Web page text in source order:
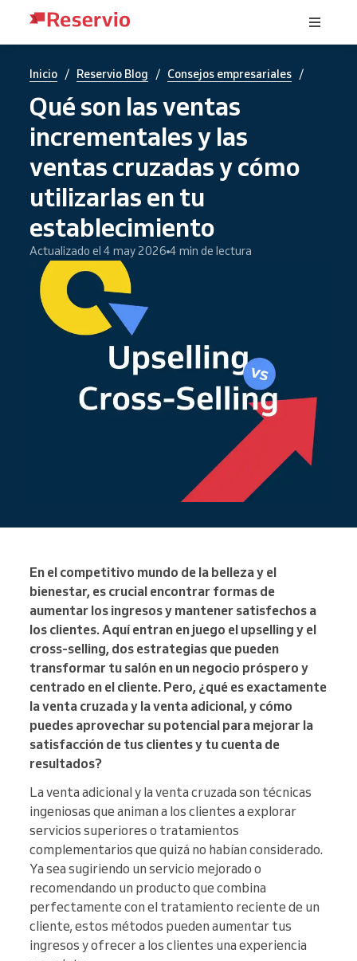
Inicio / Reservio Blog / Consejos empresariales /
Qué son las ventas
incrementales y las
ventas cruzadas y cómo
utilizarlas en tu
establecimiento
Actualizado el 4 may 2026 4 min de lectura
En el competitivo mundo de la belleza y el
bienestar, es crucial encontrar formas de
aumentar los ingresos y mantener satisfechos a
los clientes. Aquí entran en juego el upselling y el
cross-selling, dos estrategias que pueden
transformar tu salón en un negocio próspero y
centrado en el cliente. Pero, ¿qué es exactamente
la venta cruzada y la venta adicional, y cómo
puedes aprovechar su potencial para mejorar la
satisfacción de tus clientes y tu cuenta de
resultados?
La venta adicional y la venta cruzada son técnicas
ingeniosas que animan a los clientes a explorar
servicios superiores o tratamientos
complementarios que quizá no habían considerado.
Ya sea sugiriendo un servicio mejorado o
recomendando un producto que combina
perfectamente con el tratamiento reciente de un
cliente, estos métodos pueden aumentar tus
ingresos y ofrecer a los clientes una experiencia